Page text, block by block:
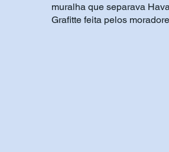
muralha que separava
Grafitte feita pelos